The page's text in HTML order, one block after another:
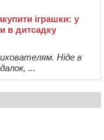
іграшки: у
в дитсадку
Ніде в
...